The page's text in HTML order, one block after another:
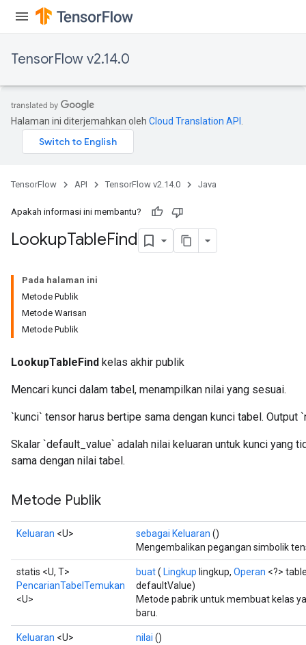
TensorFlow v2.14.0
Halaman ini diterjemahkan oleh Cloud Translation API
TensorFlow API TensorFlow v2.14.0 Java
Apakah informasi ini membantu?
LookupTableFind
Pada halaman ini
Metode Publik
Metode Warisan
Metode Publik
LookupTableFind kelas akhir publik
Mencari kunci dalam tabel, menampilkan nilai yang sesuai.
`kunci` tensor harus bertipe sama dengan kunci tabel. Output
Skalar `default_value` adalah nilai keluaran untuk kunci yang
sama dengan nilai tabel.
Metode Publik
Keluaran <U> sebagai Keluaran ()
Mengembalikan pegangan simbolik
statis <U, T>
PencarianTabelTemukan
<U>
buat( Lingkup lingkup, Operan <?>
defaultValue)
Metode pabrik untuk membuat kelas
baru.
Keluaran <U> nilai ()